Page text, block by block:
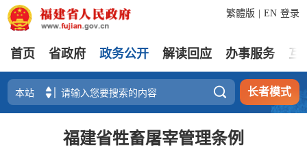
登录
繁體版 EN
首页 省政府 政务公开 解读回应 办事服务 互
 长者模式
福建省牲畜屠宰管理条例